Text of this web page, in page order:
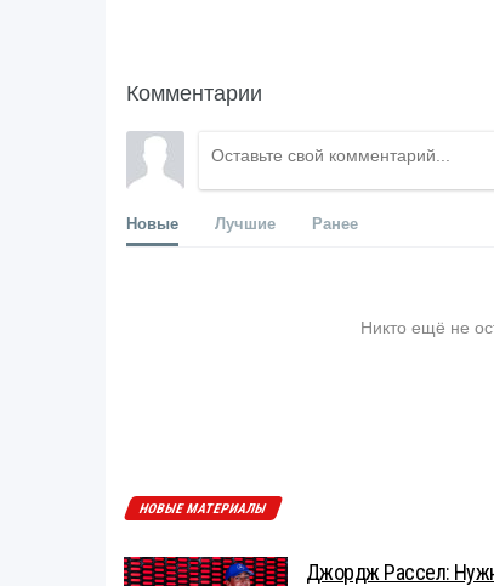
Комментарии
Новые Лучшие Ранее
Никто ещё не
НОВЫЕ МАТЕРИАЛЫ
Джордж Рассел: